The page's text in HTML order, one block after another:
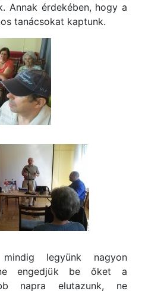
Annak érdekében, hogy a
tanácsokat kaptunk.
legyünk nagyon
engedjük be őket a
napra elutazunk, ne